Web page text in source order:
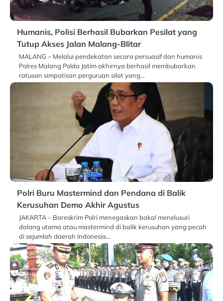
Humanis, Polisi Berhasil Bubarkan Pesilat yang
Tutup Akses Jalan Malang-Blitar
MALANG – Melalui pendekatan secara persuasif dan humanis
Polres Malang Polda Jatim akhirnya berhasil membubarkan
ratusan simpatisan perguruan silat yang…
Polri Buru Mastermind dan Pendana di Balik
Kerusuhan Demo Akhir Agustus
JAKARTA – Bareskrim Polri menegaskan bakal menelusuri
dalang utama atau mastermind di balik kerusuhan yang pecah
di sejumlah daerah Indonesia…